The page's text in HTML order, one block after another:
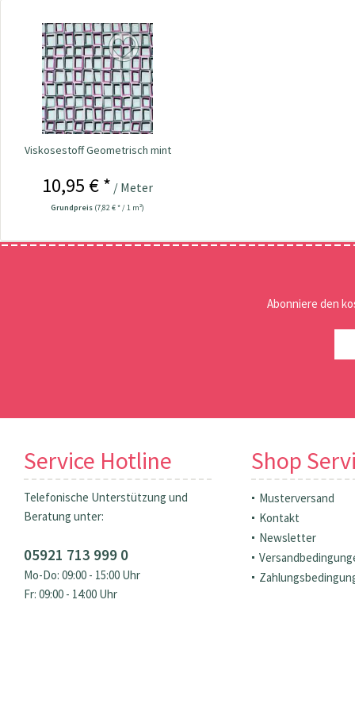
Viskosestoff Geometrisch mint
10,95 € * / Meter
Grundpreis (7,82 € * / 1 m²)
Abonniere den
Service Hotline
Telefonische Unterstützung und
Beratung unter:
05921 713 999 0
Mo-Do: 09:00 - 15:00 Uhr
Fr: 09:00 - 14:00 Uhr
Shop
Musterversand
Kontakt
Newsletter